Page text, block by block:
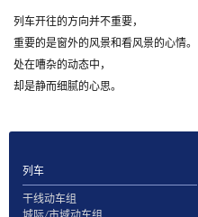
列车开往的方向并不重要，
重要的是窗外的风景和看风景的心情。
处在嘈杂的动态中，
却是静而细腻的心思。
列车
干线动车组